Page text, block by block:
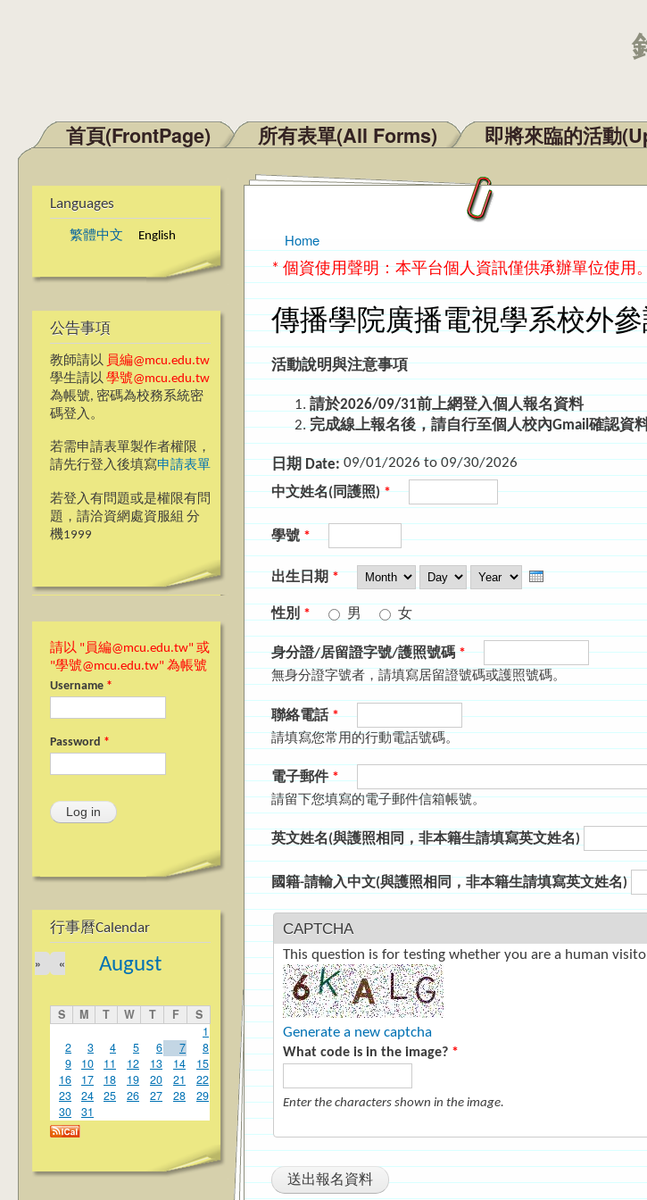
Main menu
首頁(FrontPage) 所有表單(All Forms) 即將來臨的活動
Languages
繁體中文 English
公告事項
教師請以 員編@mcu.edu.tw
學生請以 學號@mcu.edu.tw
為帳號, 密碼為校務系統密
碼登入。
若需申請表單製作者權限，
請先行登入後填寫申請表單
若登入有問題或是權限有問
題，請洽資網處資服組 分
機1999
請以 "員編@mcu.edu.tw" 或
"學號@mcu.edu.tw" 為帳號
Username *
Password *
行事曆Calendar
August
«
»
S M T W T F
S
1
2
3 4 5 6 7
8
9
10 11 12 13 14
15
16
17 18 19 20 21
22
23
24 25 26 27 28
29
30
31
You are here
Home
* 個資使用聲明：本平台個人資訊僅供承辦單位使用
傳播學院廣播電視學系校外
活動說明與注意事項
請於2026/09/31前上網登入個人報名資料
完成線上報名後，請自行至個人校內Gmail確認資
日期 Date:09/01/2026to09/30/2026
中文姓名(同護照)*
學號*
出生日期 * Month Day Year
性別 * 男 女
身分證/居留證字號/護照號碼*
無身分證字號者，請填寫居留證號碼或護照號碼。
聯絡電話*
請填寫您常用的行動電話號碼。
電子郵件*
請留下您填寫的電子郵件信箱帳號。
英文姓名(與護照相同，非本籍生請填寫英文姓名)
國籍-請輸入中文(與護照相同，非本籍生請填寫英文姓名)
CAPTCHA
This question is for testing whether you are a human
Generate a new captcha
What code is in the image? *
Enter the characters shown in the image.